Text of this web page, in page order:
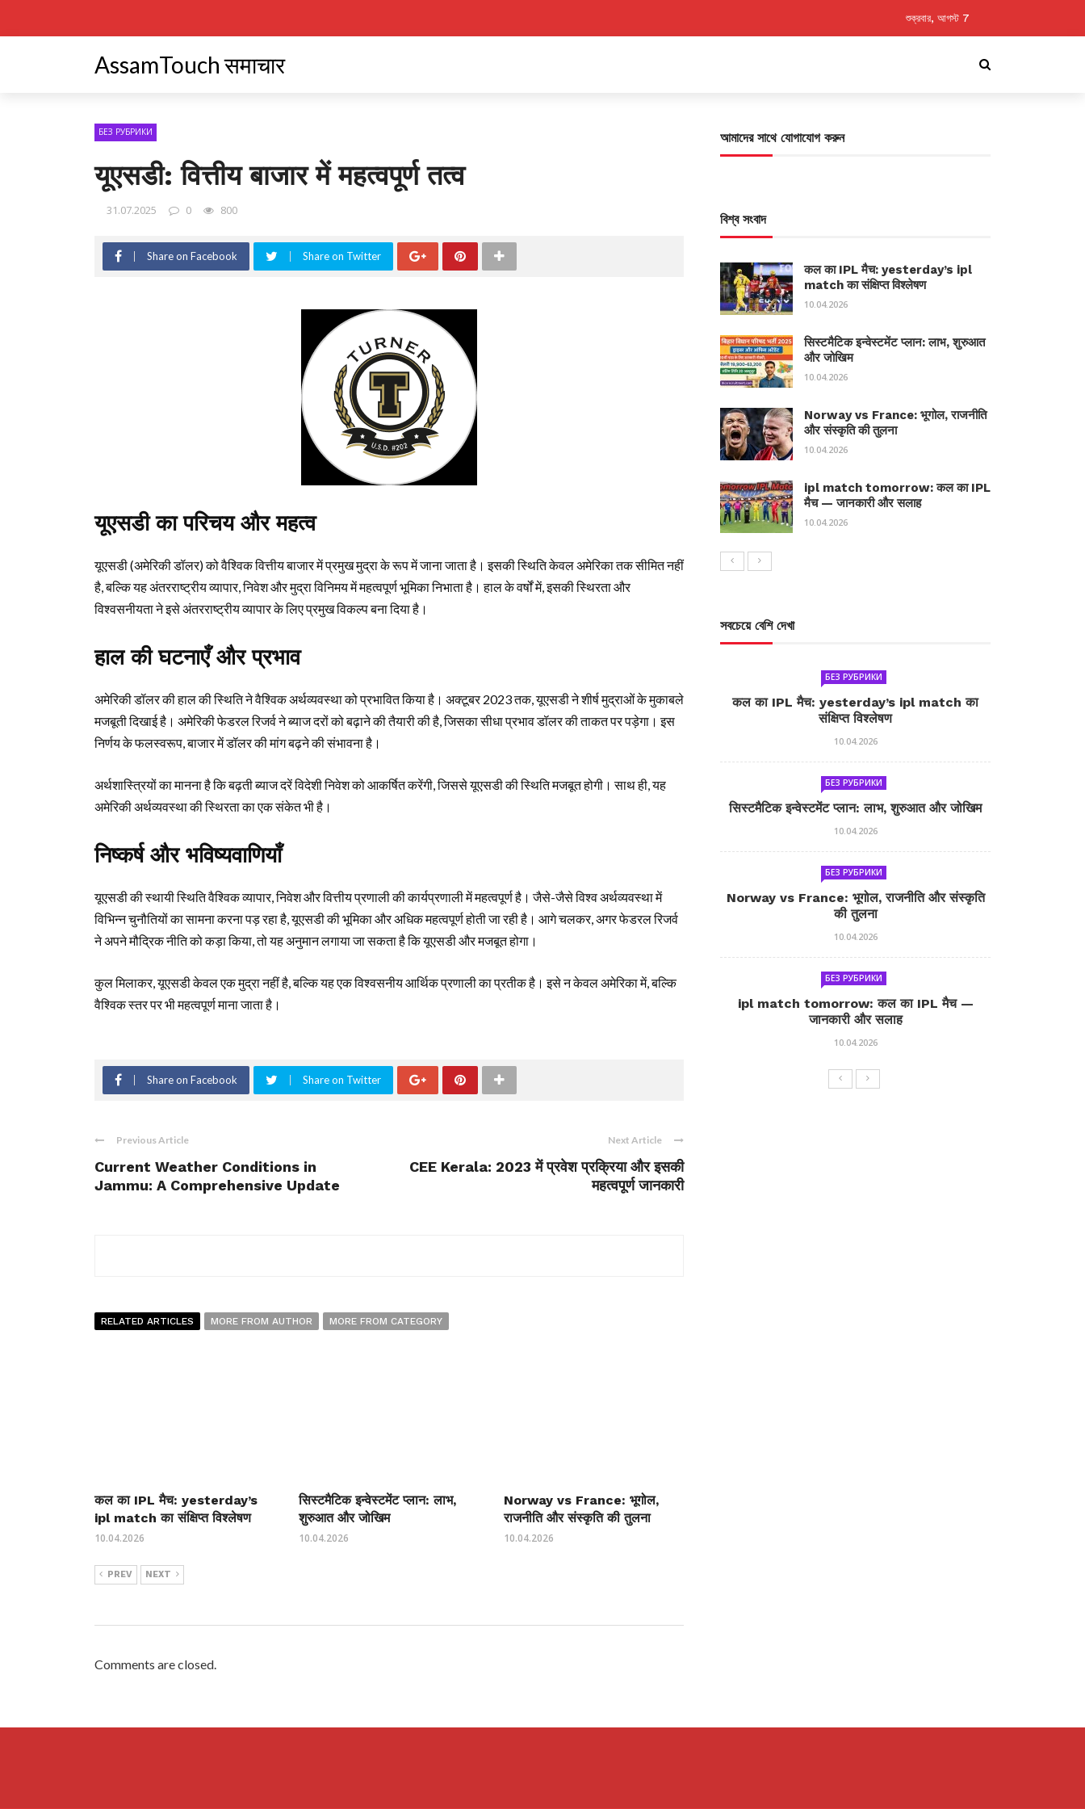
শুক্রবার, আগস্ট 7
AssamTouch समाचार
БЕЗ РУБРИКИ
यूएसडी: वित्तीय बाजार में महत्वपूर्ण तत्व
31.07.2025 0 800
Share on Facebook Share on Twitter
यूएसडी का परिचय और महत्व
यूएसडी (अमेरिकी डॉलर) को वैश्विक वित्तीय बाजार में प्रमुख मुद्रा के रूप में जाना जाता है। इसकी स्थिति केवल अमेरिका तक सीमित नहीं
है, बल्कि यह अंतरराष्ट्रीय व्यापार, निवेश और मुद्रा विनिमय में महत्वपूर्ण भूमिका निभाता है। हाल के वर्षों में, इसकी स्थिरता और
विश्वसनीयता ने इसे अंतरराष्ट्रीय व्यापार के लिए प्रमुख विकल्प बना दिया है।
हाल की घटनाएँ और प्रभाव
अमेरिकी डॉलर की हाल की स्थिति ने वैश्विक अर्थव्यवस्था को प्रभावित किया है। अक्टूबर 2023 तक, यूएसडी ने शीर्ष मुद्राओं के मुकाबले
मजबूती दिखाई है। अमेरिकी फेडरल रिजर्व ने ब्याज दरों को बढ़ाने की तैयारी की है, जिसका सीधा प्रभाव डॉलर की ताकत पर पड़ेगा। इस
निर्णय के फलस्वरूप, बाजार में डॉलर की मांग बढ़ने की संभावना है।
अर्थशास्त्रियों का मानना है कि बढ़ती ब्याज दरें विदेशी निवेश को आकर्षित करेंगी, जिससे यूएसडी की स्थिति मजबूत होगी। साथ ही, यह
अमेरिकी अर्थव्यवस्था की स्थिरता का एक संकेत भी है।
निष्कर्ष और भविष्यवाणियाँ
यूएसडी की स्थायी स्थिति वैश्विक व्यापार, निवेश और वित्तीय प्रणाली की कार्यप्रणाली में महत्वपूर्ण है। जैसे-जैसे विश्व अर्थव्यवस्था में
विभिन्न चुनौतियों का सामना करना पड़ रहा है, यूएसडी की भूमिका और अधिक महत्वपूर्ण होती जा रही है। आगे चलकर, अगर फेडरल रिजर्व
ने अपने मौद्रिक नीति को कड़ा किया, तो यह अनुमान लगाया जा सकता है कि यूएसडी और मजबूत होगा।
कुल मिलाकर, यूएसडी केवल एक मुद्रा नहीं है, बल्कि यह एक विश्वसनीय आर्थिक प्रणाली का प्रतीक है। इसे न केवल अमेरिका में, बल्कि
वैश्विक स्तर पर भी महत्वपूर्ण माना जाता है।
Share on Facebook Share on Twitter
Previous Article
Current Weather Conditions in
Jammu: A Comprehensive Update
Next Article
CEE Kerala: 2023 में प्रवेश प्रक्रिया और इसकी
महत्वपूर्ण जानकारी
RELATED ARTICLES MORE FROM AUTHOR MORE FROM CATEGORY
कल का IPL मैच: yesterday’s
ipl match का संक्षिप्त विश्लेषण
10.04.2026
सिस्टमैटिक इन्वेस्टमेंट प्लान: लाभ,
शुरुआत और जोखिम
10.04.2026
Norway vs France: भूगोल,
राजनीति और संस्कृति की तुलना
10.04.2026
PREV NEXT
Comments are closed.
আমাদের সাথে যোগাযোগ করুন
বিশ্ব সংবাদ
कल का IPL मैच: yesterday’s ipl
match का संक्षिप्त विश्लेषण
10.04.2026
सिस्टमैटिक इन्वेस्टमेंट प्लान: लाभ, शुरुआत
और जोखिम
10.04.2026
Norway vs France: भूगोल, राजनीति
और संस्कृति की तुलना
10.04.2026
ipl match tomorrow: कल का IPL
मैच — जानकारी और सलाह
10.04.2026
সবচেয়ে বেশি দেখা
БЕЗ РУБРИКИ
कल का IPL मैच: yesterday’s ipl match का
संक्षिप्त विश्लेषण
10.04.2026
БЕЗ РУБРИКИ
सिस्टमैटिक इन्वेस्टमेंट प्लान: लाभ, शुरुआत और जोखिम
10.04.2026
БЕЗ РУБРИКИ
Norway vs France: भूगोल, राजनीति और संस्कृति
की तुलना
10.04.2026
БЕЗ РУБРИКИ
ipl match tomorrow: कल का IPL मैच —
जानकारी और सलाह
10.04.2026